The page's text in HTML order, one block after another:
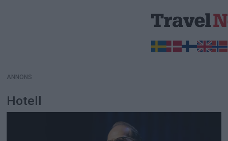
ANNONS
Hotell